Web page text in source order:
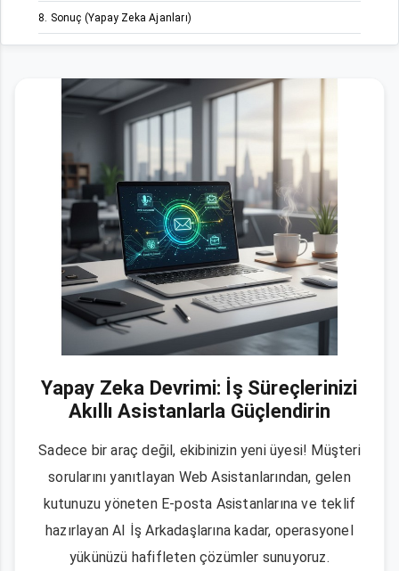
8. Sonuç (Yapay Zeka Ajanları)
Yapay Zeka Devrimi: İş Süreçlerinizi
Akıllı Asistanlarla Güçlendirin
Sadece bir araç değil, ekibinizin yeni üyesi! Müşteri
sorularını yanıtlayan Web Asistanlarından, gelen
kutunuzu yöneten E-posta Asistanlarına ve teklif
hazırlayan AI İş Arkadaşlarına kadar, operasyonel
yükünüzü hafifleten çözümler sunuyoruz.